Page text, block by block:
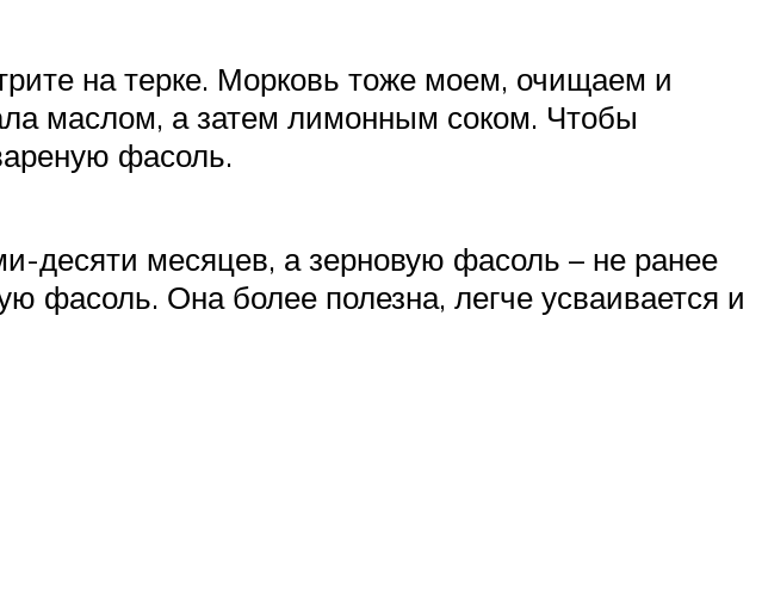
на терке. Морковь тоже моем, очищаем и
маслом, а затем лимонным соком. Чтобы
фасоль.
десяти месяцев, а зерновую фасоль – не ранее
фасоль. Она более полезна, легче усваивается и